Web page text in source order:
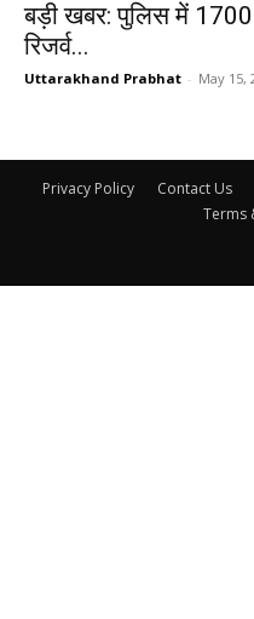
बड़ी खबर: पुलिस में 1700
रिजर्व...
Uttarakhand Prabhat - May 15,
Privacy Policy Contact Us
Terms